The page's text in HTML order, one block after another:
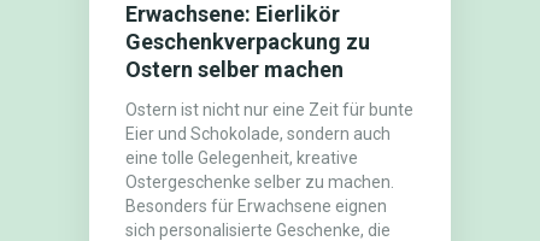
Erwachsene: Eierlikör
Geschenkverpackung zu
Ostern selber machen
Ostern ist nicht nur eine Zeit für bunte
Eier und Schokolade, sondern auch
eine tolle Gelegenheit, kreative
Ostergeschenke selber zu machen.
Besonders für Erwachsene eignen
sich personalisierte Geschenke, die